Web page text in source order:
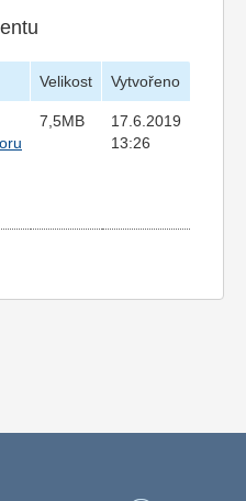
Velikost Vytvořeno
7,5MB
17.6.2019
13:26